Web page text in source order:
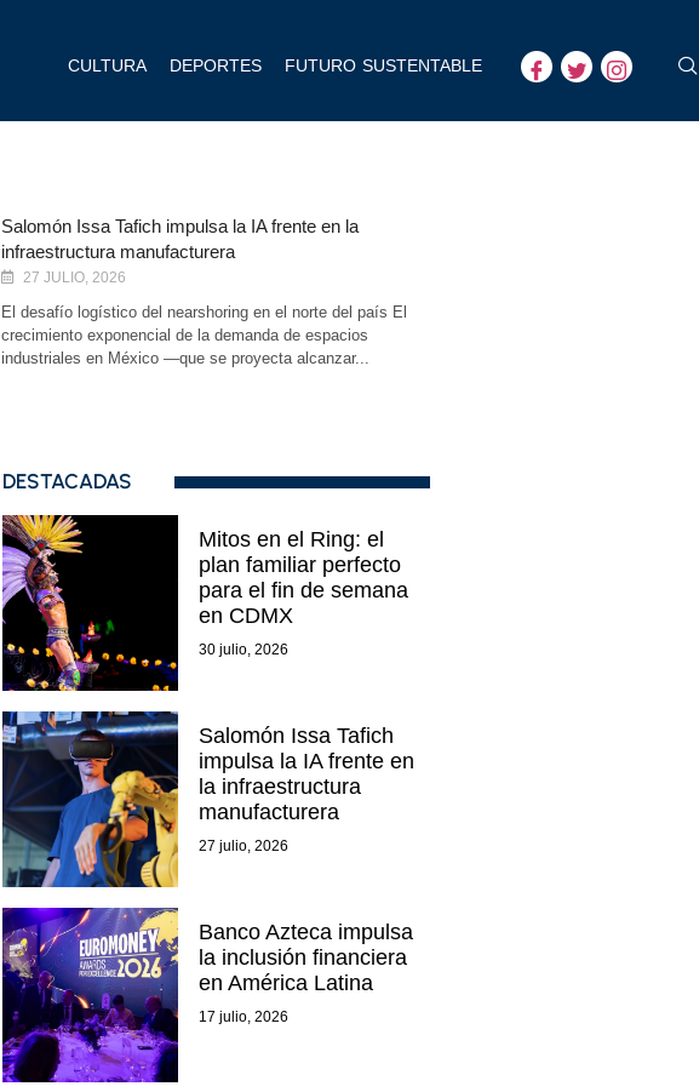
CULTURA DEPORTES FUTURO SUSTENTABLE
Salomón Issa Tafich impulsa la IA frente en la
infraestructura manufacturera
27 JULIO, 2026
El desafío logístico del nearshoring en el norte del país El
crecimiento exponencial de la demanda de espacios
industriales en México —que se proyecta alcanzar...
DESTACADAS
Mitos en el Ring: el
plan familiar perfecto
para el fin de semana
en CDMX
30 julio, 2026
Salomón Issa Tafich
impulsa la IA frente en
la infraestructura
manufacturera
27 julio, 2026
Banco Azteca impulsa
la inclusión financiera
en América Latina
17 julio, 2026